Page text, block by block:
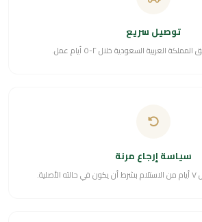
توصيل سريع
العربية السعودية خلال ٢-٥ أيام عمل.
سياسة إرجاع مرنة